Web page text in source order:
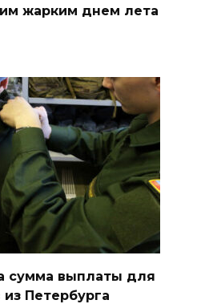
жарким днем лета
сумма выплаты для
из Петербурга